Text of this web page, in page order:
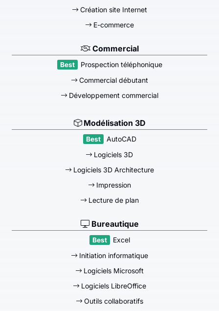
Création site Internet
E-commerce
Commercial
Prospection téléphonique
Commercial débutant
Développement commercial
Modélisation 3D
AutoCAD
Logiciels 3D
Logiciels 3D Architecture
Impression
Lecture de plan
Bureautique
Excel
Initiation informatique
Logiciels Microsoft
Logiciels LibreOffice
Outils collaboratifs